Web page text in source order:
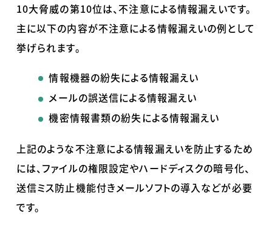
10大脅威の第10位は、不注意による情報漏えいです。
主に以下の内容が不注意による情報漏えいの例として
挙げられます。
情報機器の紛失による情報漏えい
メールの誤送信による情報漏えい
機密情報書類の紛失による情報漏えい
上記のような不注意による情報漏えいを防止するため
には、ファイルの権限設定やハードディスクの暗号化、
送信ミス防止機能付きメールソフトの導入などが必要
です。